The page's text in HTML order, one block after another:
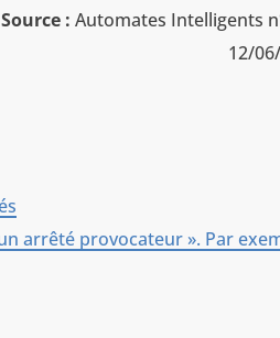
Source : Automates Intelligents
12/
arrêté provocateur ». Par